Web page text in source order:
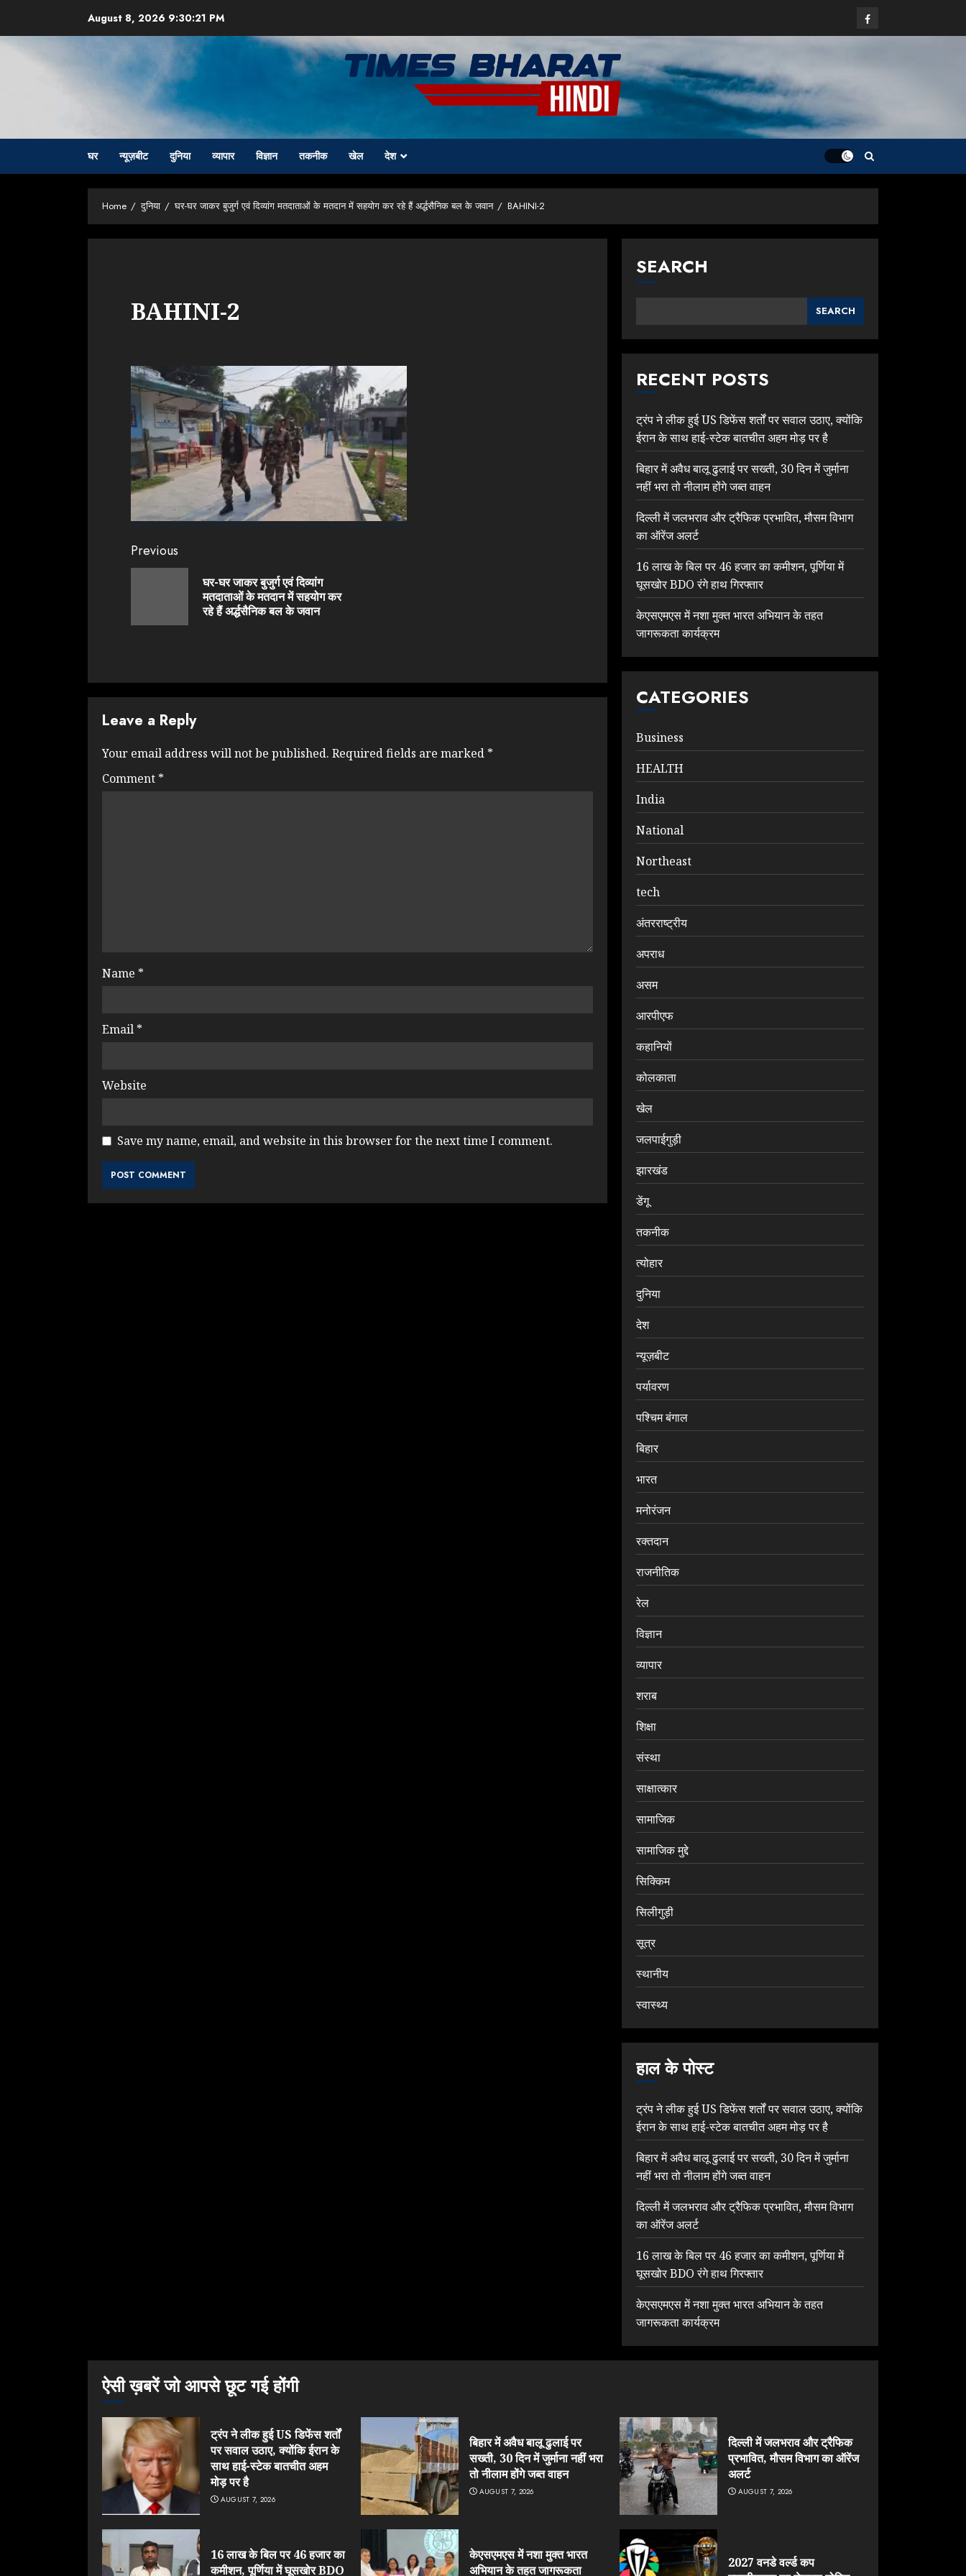
content
August 8, 2026 9:30:22 PM Facebook
घर न्यूज़बीट दुनिया व्यापार विज्ञान तकनीक खेल देश
Home दुनिया घर-घर जाकर बुजुर्ग एवं दिव्यांग मतदाताओं के मतदान में सहयोग कर रहे हैं अर्द्धसैनिक बल के जवान BAHINI-2
BAHINI-2
Continue
Reading
Previous
घर-घर जाकर बुजुर्ग एवं दिव्यांग
मतदाताओं के मतदान में सहयोग कर
रहे हैं अर्द्धसैनिक बल के जवान
Leave a Reply
Your email address will not be published. Required fields are marked *
Comment *
Name *
Email *
Website
Save my name, email, and website in this browser for the next time I comment.
SEARCH
SEARCH
RECENT POSTS
ट्रंप ने लीक हुई US डिफेंस शर्तों पर सवाल उठाए, क्योंकि
ईरान के साथ हाई-स्टेक बातचीत अहम मोड़ पर है
बिहार में अवैध बालू ढुलाई पर सख्ती, 30 दिन में जुर्माना
नहीं भरा तो नीलाम होंगे जब्त वाहन
दिल्ली में जलभराव और ट्रैफिक प्रभावित, मौसम विभाग
का ऑरेंज अलर्ट
16 लाख के बिल पर 46 हजार का कमीशन, पूर्णिया में
घूसखोर BDO रंगे हाथ गिरफ्तार
केएसएमएस में नशा मुक्त भारत अभियान के तहत
जागरूकता कार्यक्रम
CATEGORIES
Business
HEALTH
India
National
Northeast
tech
अंतरराष्ट्रीय
अपराध
असम
आरपीएफ
कहानियों
कोलकाता
खेल
जलपाईगुड़ी
झारखंड
डेंगू
तकनीक
त्योहार
दुनिया
देश
न्यूज़बीट
पर्यावरण
पश्चिम बंगाल
बिहार
भारत
मनोरंजन
रक्तदान
राजनीतिक
रेल
विज्ञान
व्यापार
शराब
शिक्षा
संस्था
साक्षात्कार
सामाजिक
सामाजिक मुद्दे
सिक्किम
सिलीगुड़ी
सूत्र
स्थानीय
स्वास्थ्य
हाल के पोस्ट
ट्रंप ने लीक हुई US डिफेंस शर्तों पर सवाल उठाए, क्योंकि
ईरान के साथ हाई-स्टेक बातचीत अहम मोड़ पर है
बिहार में अवैध बालू ढुलाई पर सख्ती, 30 दिन में जुर्माना
नहीं भरा तो नीलाम होंगे जब्त वाहन
दिल्ली में जलभराव और ट्रैफिक प्रभावित, मौसम विभाग
का ऑरेंज अलर्ट
16 लाख के बिल पर 46 हजार का कमीशन, पूर्णिया में
घूसखोर BDO रंगे हाथ गिरफ्तार
केएसएमएस में नशा मुक्त भारत अभियान के तहत
जागरूकता कार्यक्रम
ऐसी ख़बरें जो आपसे छूट गई होंगी
ट्रंप ने लीक हुई US डिफेंस शर्तों
पर सवाल उठाए, क्योंकि ईरान के
साथ हाई-स्टेक बातचीत अहम
मोड़ पर है
AUGUST 7, 2026
बिहार में अवैध बालू ढुलाई पर
सख्ती, 30 दिन में जुर्माना नहीं भरा
तो नीलाम होंगे जब्त वाहन
AUGUST 7, 2026
दिल्ली में जलभराव और ट्रैफिक
प्रभावित, मौसम विभाग का ऑरेंज
अलर्ट
AUGUST 7, 2026
16 लाख के बिल पर 46 हजार का
कमीशन, पूर्णिया में घूसखोर BDO
केएसएमएस में नशा मुक्त भारत
अभियान के तहत जागरूकता
2027 वनडे वर्ल्ड कप